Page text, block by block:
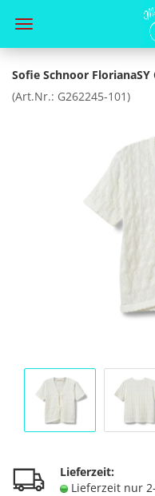
Sofie Schnoor
(Art.Nr.: G262245-101)
Lieferzeit:
Lieferzeit nur